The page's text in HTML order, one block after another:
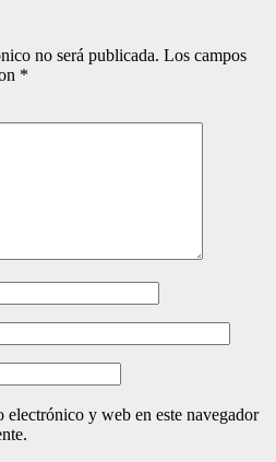
no será publicada. Los campos
*
electrónico y web en este navegador